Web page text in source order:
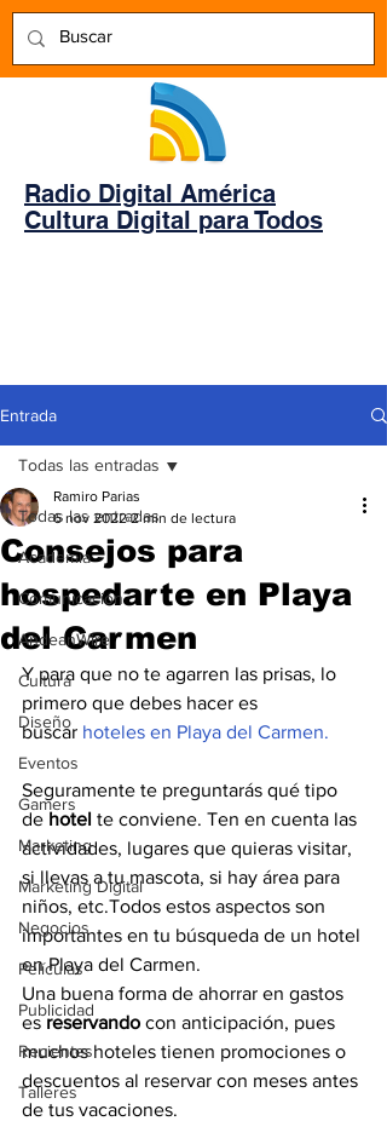
Radio Digital América
Cultura Digital para Todos
Entrada
Todas las entradas
Academia
Comunicación
AndeanWire
Cultura
Diseño
Eventos
Gamers
Marketing
Marketing Digital
Negocios
Películas
Publicidad
Recientes
Talleres
Todas las entradas
Consejos para
hospedarte en Playa
del Carmen
Ramiro Parias
6 nov 2022 2 min de lectura
Y para que no te agarren las prisas, lo
primero que debes hacer es
buscar hoteles en Playa del Carmen.
Seguramente te preguntarás qué tipo
de hotel te conviene. Ten en cuenta las
actividades, lugares que quieras visitar,
si llevas a tu mascota, si hay área para
niños, etc.Todos estos aspectos son
importantes en tu búsqueda de un hotel
en Playa del Carmen.
Una buena forma de ahorrar en gastos
es reservando con anticipación, pues
muchos hoteles tienen promociones o
descuentos al reservar con meses antes
de tus vacaciones.